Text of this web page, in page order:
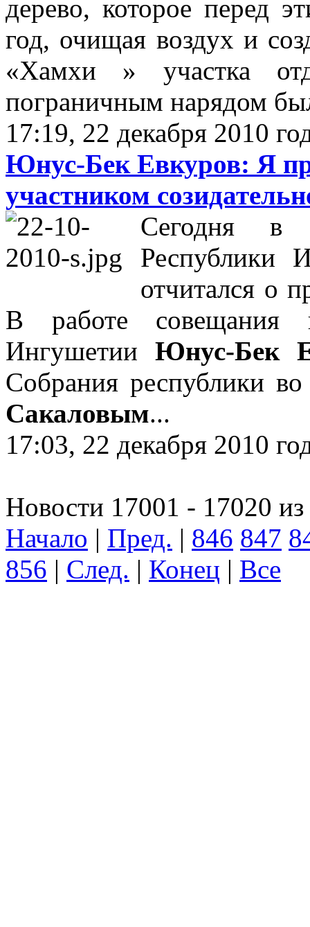
дерево, которое перед
год, очищая воздух и
«Хамхи » участка
пограничным нарядом
17:19, 22 декабря 2010
Юнус-Бек Евкуров: Я
участником
Сегодня в
Республики
отчитался о
В работе совещания
Ингушетии Юнус-Бек
Собрания республики
Сакаловым...
17:03, 22 декабря 2010
Новости 17001 - 17020
Начало | Пред. | 846 847
856 | След. | Конец | Все